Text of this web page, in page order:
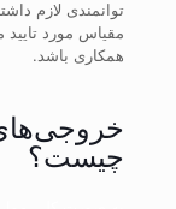
توانمندی لازم
مقیاس مورد تایید
همکاری باشد.
خروجی‌های
چیست؟